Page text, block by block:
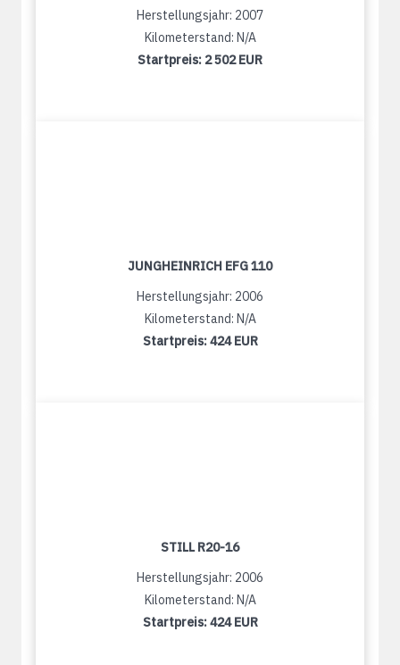
Herstellungsjahr: 2007
Kilometerstand: N/A
Startpreis: 2 502 EUR
JUNGHEINRICH EFG 110
Herstellungsjahr: 2006
Kilometerstand: N/A
Startpreis:424 EUR
STILL R20-16
Herstellungsjahr: 2006
Kilometerstand: N/A
Startpreis:424 EUR